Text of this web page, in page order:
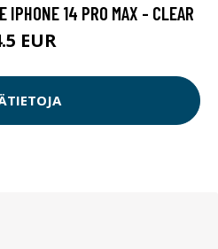
IPHONE 14 PRO MAX - CLEAR
EUR